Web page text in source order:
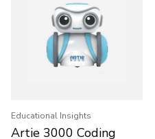
Educational Insights
Artie 3000 Coding